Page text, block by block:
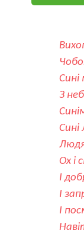
Сині
З
Сині
Ох і
І
І
І